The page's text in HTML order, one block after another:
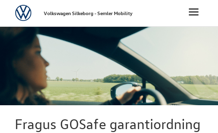
NYE VAREBILER
BRUGTE BILER
Toggle
VolkswagenVolkswagen Silkeborg - Semler Mobility
Fragus GOSafe garantiordning